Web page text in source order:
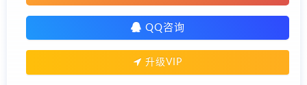
QQ咨询
升级VIP